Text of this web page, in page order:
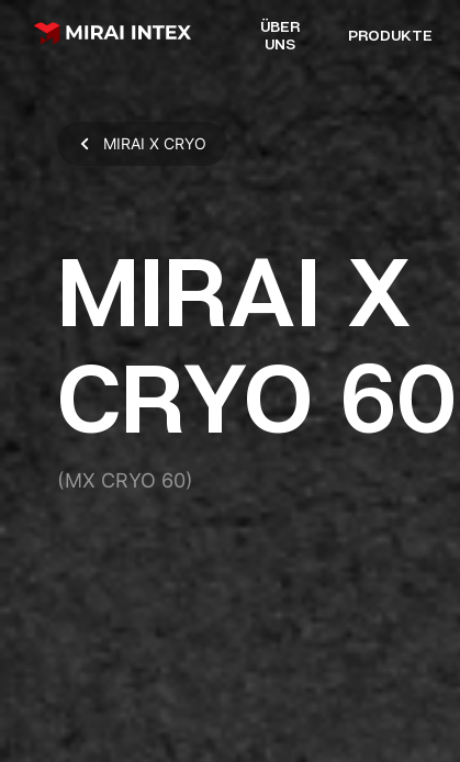
ÜBER
UNS
PRODUKTE
MIRAI X CRYO
MIRAI X
CRYO 60
(MX CRYO 60)